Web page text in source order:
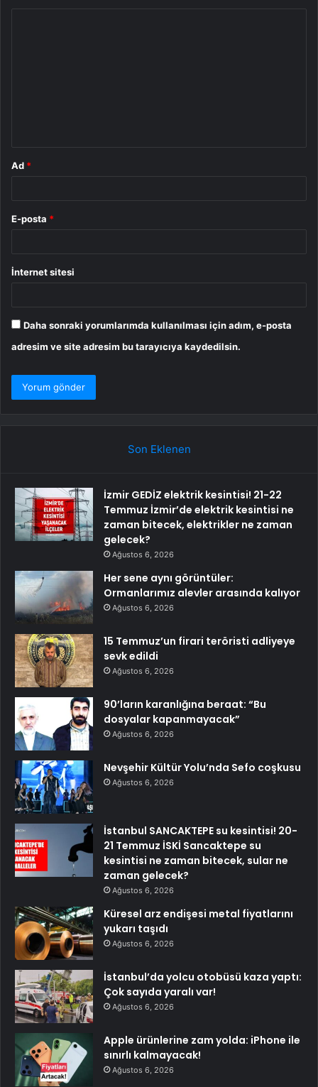
Ad *
E-posta *
İnternet sitesi
Daha sonraki yorumlarımda kullanılması için adım, e-posta
adresim ve site adresim bu tarayıcıya kaydedilsin.
Son Eklenen
İzmir GEDİZ elektrik kesintisi! 21-22
Temmuz İzmir’de elektrik kesintisi ne
zaman bitecek, elektrikler ne zaman
gelecek?
Ağustos 6, 2026
Her sene aynı görüntüler:
Ormanlarımız alevler arasında kalıyor
Ağustos 6, 2026
15 Temmuz’un firari teröristi adliyeye
sevk edildi
Ağustos 6, 2026
90’ların karanlığına beraat: “Bu
dosyalar kapanmayacak”
Ağustos 6, 2026
Nevşehir Kültür Yolu’nda Sefo coşkusu
Ağustos 6, 2026
İstanbul SANCAKTEPE su kesintisi! 20-
21 Temmuz İSKİ Sancaktepe su
kesintisi ne zaman bitecek, sular ne
zaman gelecek?
Ağustos 6, 2026
Küresel arz endişesi metal fiyatlarını
yukarı taşıdı
Ağustos 6, 2026
İstanbul’da yolcu otobüsü kaza yaptı:
Çok sayıda yaralı var!
Ağustos 6, 2026
Apple ürünlerine zam yolda: iPhone ile
sınırlı kalmayacak!
Ağustos 6, 2026